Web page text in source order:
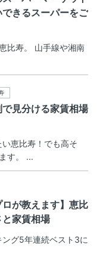
きるスーパーをご
比寿。 山手線や湘南
見分ける家賃相場
恵比寿！でも高そ
す。 ...
ロが教えます】恵比
家賃相場
グ5年連続ベスト3に